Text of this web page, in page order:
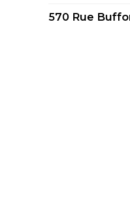
570 Rue